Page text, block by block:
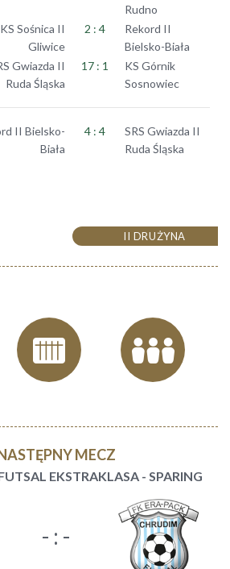
Rudno
KS Sośnica II
Gliwice
2 : 4
Rekord II
Bielsko-Biała
Gwiazda II
Ruda Śląska
17 : 1
KS Górnik
Sosnowiec
II Bielsko-
Biała
4 : 4
SRS Gwiazda II
Ruda Śląska
II DRUŻYNA
MECZ
EKSTRAKLASA - SPARING
- : -